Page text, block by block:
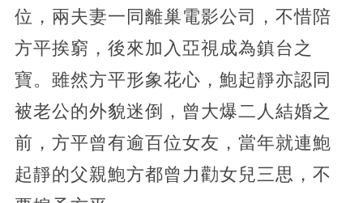
位，兩夫妻一同離巢電影公司，不惜陪
方平挨窮，後來加入亞視成為鎮台之
寶。雖然方平形象花心，鮑起靜亦認同
被老公的外貌迷倒，曾大爆二人結婚之
前，方平曾有逾百位女友，當年就連鮑
起靜的父親鮑方都曾力勸女兒三思，不